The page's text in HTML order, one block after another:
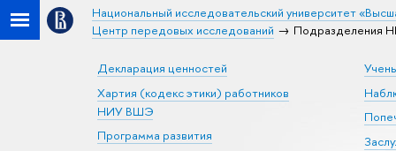
Национальный исследовательский университет
Центр передовых исследований
Подразделения
Декларация ценностей
Хартия (кодекс этики) работников
НИУ ВШЭ
Программа развития